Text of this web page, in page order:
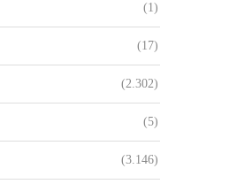
(1)
(17)
(2.302)
(5)
(3.146)